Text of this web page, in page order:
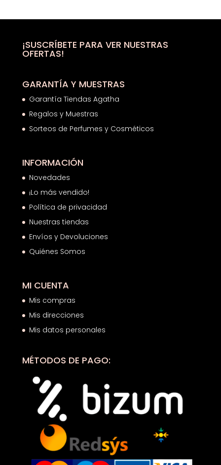
desde
hasta
¡SUSCRÍBETE PARA VER NUESTRAS
OFERTAS!
GARANTÍA Y MUESTRAS
Garantía Tiendas Agatha
Regalos y Muestras
Sorteos de Perfumes y Cosméticos
INFORMACIÓN
Novedades
¡Lo más vendido!
Política de privacidad
Nuestras tiendas
Envíos y Devoluciones
Quiénes Somos
MI CUENTA
Mis compras
Mis direcciones
Mis datos personales
MÉTODOS DE PAGO: